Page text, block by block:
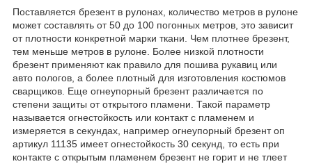
Поставляется брезент в рулонах, количество метров в рулоне
может составлять от 50 до 100 погонных метров, это зависит
от плотности конкретной марки ткани. Чем плотнее брезент,
тем меньше метров в рулоне. Более низкой плотности
брезент применяют как правило для пошива рукавиц или
авто пологов, а более плотный для изготовления костюмов
сварщиков. Еще огнеупорный брезент различается по
степени защиты от открытого пламени. Такой параметр
называется огнестойкость или контакт с пламенем и
измеряется в секундах, например огнеупорный брезент оп
артикул 11135 имеет огнестойкость 30 секунд, то есть при
контакте с открытым пламенем брезент не горит и не тлеет